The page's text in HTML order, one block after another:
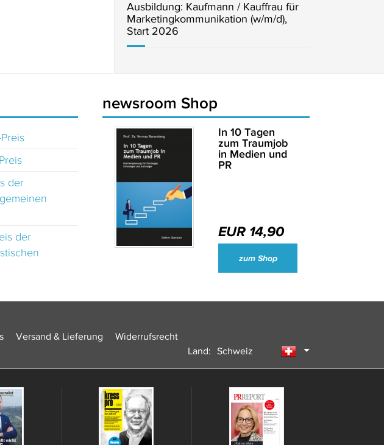
Ausbildung: Kaufmann / Kauffrau für
Marketingkommunikation (w/m/d),
Start 2026
Wirtschaftsjournalisten und Unternehmenssprecher des Jahres 2024
der
der
newsroom Shop
In 10 Tagen
zum Traumjob
in Medien und
PR
EUR 14,90
zum Shop
Versand & Lieferung
Widerrufsrecht
Land:
Schweiz